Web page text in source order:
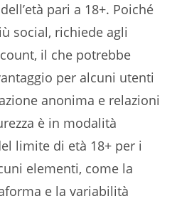
pari a 18+. Poiché
social, richiede agli
il che potrebbe
per alcuni utenti
anonima e relazioni
è in modalità
limite di età 18+ per i
elementi, come la
e la variabilità